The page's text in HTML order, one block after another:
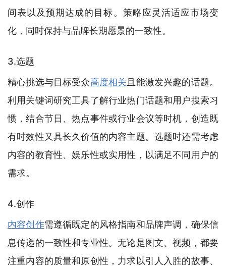
间表以及预期达成的目标。策略应灵活适应市场变
化，同时保持与品牌长期愿景的一致性。
3.选题
精心挑选与目标受众高度相关且能激发兴趣的话题。
利用关键词研究工具了解行业热门话题和用户搜索习
惯，结合节日、热点事件或行业会议等时机，创造既
有时效性又具长久价值的内容主题。选题时还需考虑
内容的教育性、娱乐性或实用性，以满足不同用户的
需求。
4.创作
内容创作需遵循既定的风格指南和品牌声调，确保信
息传递的一致性和专业性。无论是图文、视频，都要
注重内容的质量和原创性，力求以引人入胜的故事、